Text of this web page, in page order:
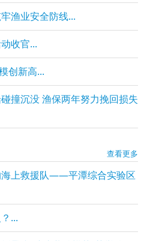
渔业安全防线...
收官...
创新高...
撞沉没 渔保两年努力挽回损失
查看更多
海上救援队——平潭综合实验区
...